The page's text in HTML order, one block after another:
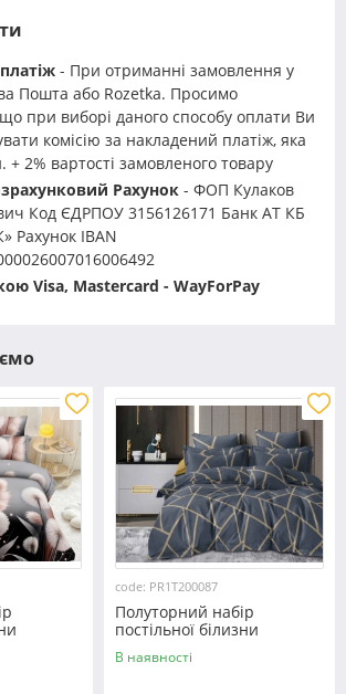
- При отриманні замовлення у
Пошта або Rozetka. Просимо
при виборі даного способу оплати Ви
комісію за накладений платіж, яка
+ 2% вартості замовленого товару
Рахунок - ФОП Кулаков
Код ЄДРПОУ 3156126171 Банк АТ КБ
Рахунок IBAN
Visa, Mastercard - WayForPay
code: PR1T200087
Полуторний набір
постільної білизни
150*220 із полікотону
№200087 Черешенька™
В наявності